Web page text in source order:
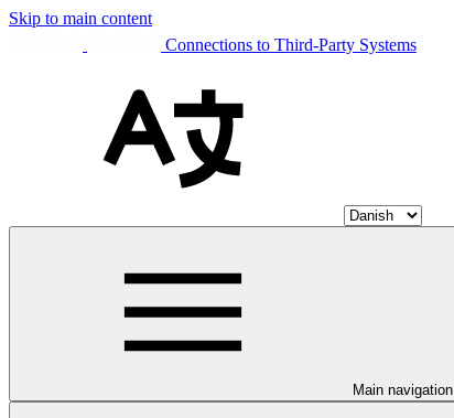
Skip to main content
Connections to Third-Party Systems
Main navigation